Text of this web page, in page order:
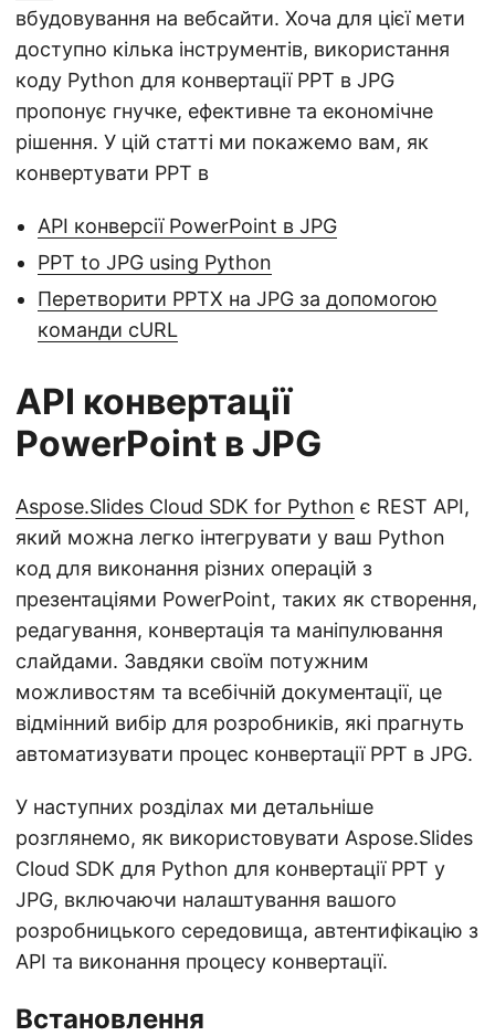
вбудовування на вебсайти. Хоча для цієї мети
доступно кілька інструментів, використання
коду Python для конвертації PPT в JPG
пропонує гнучке, ефективне та економічне
рішення. У цій статті ми покажемо вам, як
конвертувати PPT в
API конверсії PowerPoint в JPG
PPT to JPG using Python
Перетворити PPTX на JPG за допомогою
команди cURL
API конвертації
PowerPoint в JPG
Aspose.Slides Cloud SDK for Python є REST API,
який можна легко інтегрувати у ваш Python
код для виконання різних операцій з
презентаціями PowerPoint, таких як створення,
редагування, конвертація та маніпулювання
слайдами. Завдяки своїм потужним
можливостям та всебічній документації, це
відмінний вибір для розробників, які прагнуть
автоматизувати процес конвертації PPT в JPG.
У наступних розділах ми детальніше
розглянемо, як використовувати Aspose.Slides
Cloud SDK для Python для конвертації PPT у
JPG, включаючи налаштування вашого
розробницького середовища, автентифікацію з
API та виконання процесу конвертації.
Встановлення